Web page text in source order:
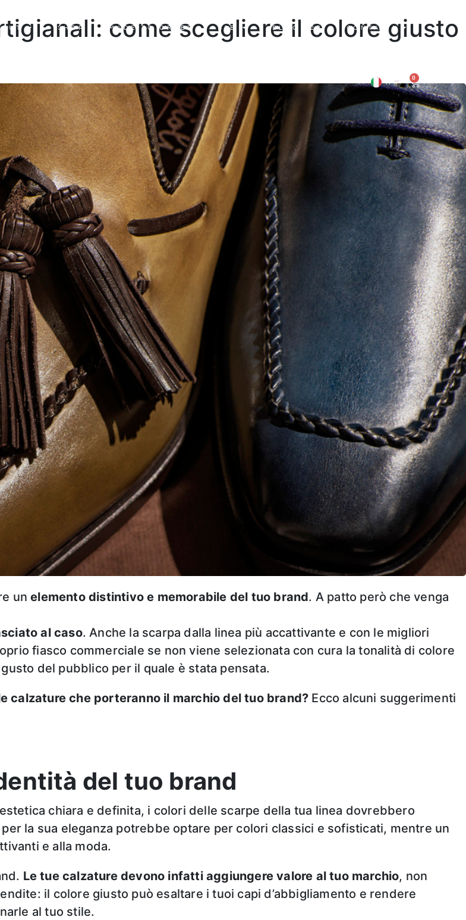
SHOP MADE TO ORDER B2B BLOG B2B CONTATTI
IT
EN
0
come scegliere il colore giusto
unelemento distintivo e memorabile del tuo brand. A patto però che venga
al caso. Anche la scarpa dalla linea più accattivante e con le migliori
fiasco commerciale se non viene selezionata con cura la tonalità di colore
del pubblico per il quale è stata pensata.
calzature che porteranno il marchio del tuo brand? Ecco alcuni suggerimenti
del tuo brand
chiara e definita, i colori delle scarpe della tua linea dovrebbero
la sua eleganza potrebbe optare per colori classici e sofisticati, mentre un
e alla moda.
Le tue calzature devono infatti aggiungere valore al tuo marchio, non
il colore giusto può esaltare i tuoi capi d’abbigliamento e rendere
al tuo stile.